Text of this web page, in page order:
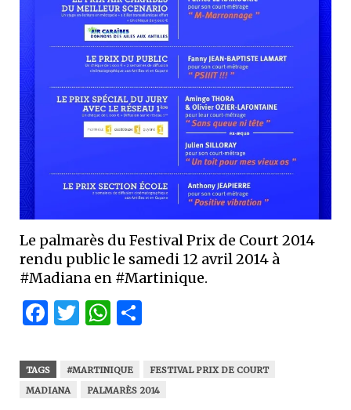
Le palmarès du Festival Prix de Court 2014
rendu public le samedi 12 avril 2014 à
#Madiana en #Martinique.
Facebook
Twitter
WhatsApp
TAGS #MARTINIQUE
FESTIVAL PRIX DE COURT
MADIANA
PALMARÈS 2014